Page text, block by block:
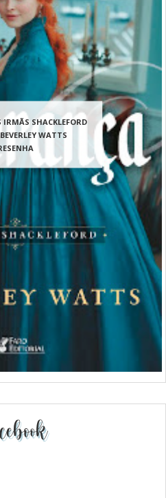
IRMÃS SHACKLEFORD
WATTS